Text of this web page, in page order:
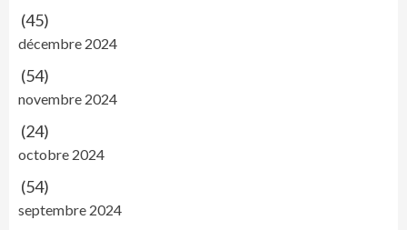
(45)
décembre 2024
(54)
novembre 2024
(24)
octobre 2024
(54)
septembre 2024